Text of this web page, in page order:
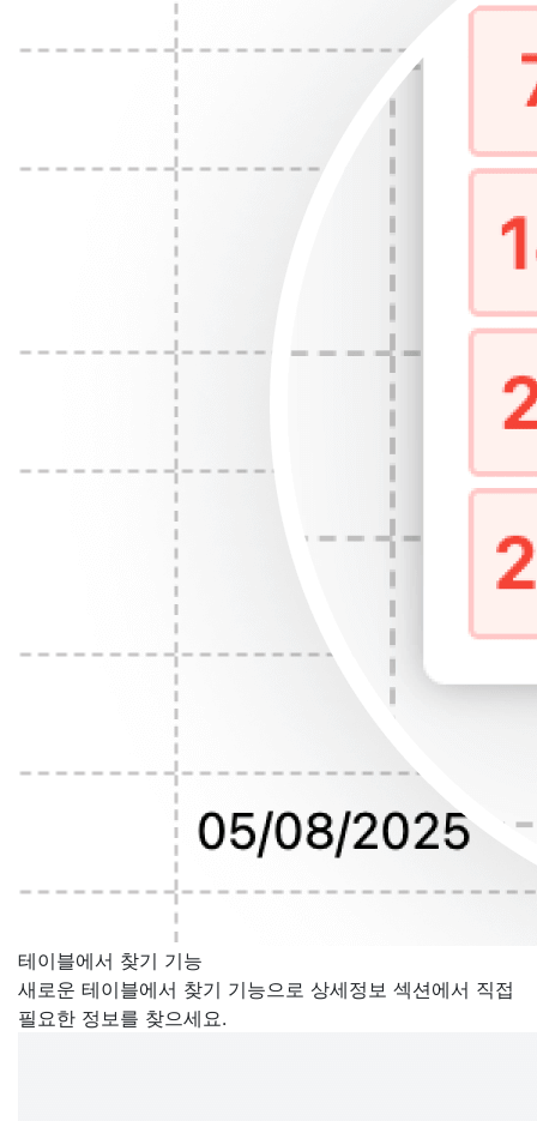
테이블에서 찾기 기능
새로운 테이블에서 찾기 기능으로 상세정보 섹션에서 직접
필요한 정보를 찾으세요.